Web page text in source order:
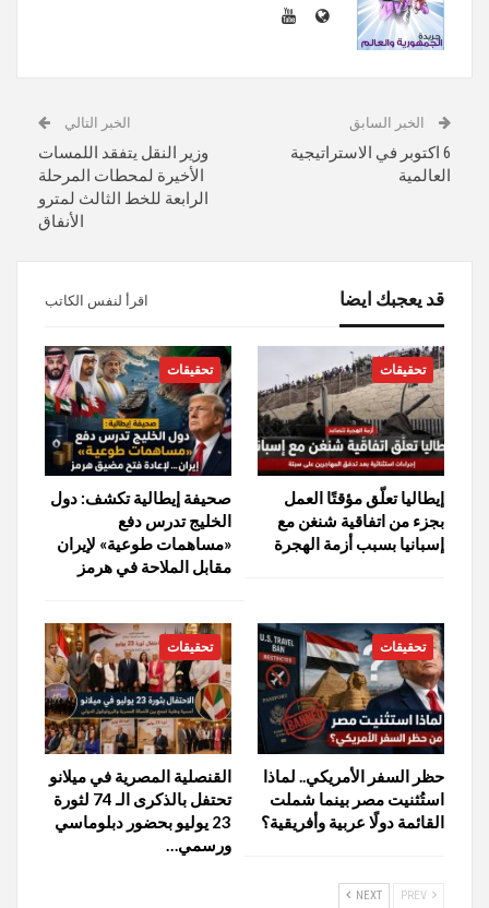
الخبر السابق
6 اكتوبر في الاستراتيجية
العالمية
الخبر التالي
وزير النقل يتفقد اللمسات
الأخيرة لمحطات المرحلة
الرابعة للخط الثالث لمترو
الأنفاق
قد يعجبك ايضا اقرأ لنفس الكاتب
تحقيقات
إيطاليا تعلّق مؤقتًا العمل
بجزء من اتفاقية شنغن مع
إسبانيا بسبب أزمة الهجرة
تحقيقات
صحيفة إيطالية تكشف: دول
الخليج تدرس دفع
«مساهمات طوعية» لإيران
مقابل الملاحة في هرمز
تحقيقات
حظر السفر الأمريكي.. لماذا
استُثنيت مصر بينما شملت
القائمة دولًا عربية وأفريقية؟
تحقيقات
القنصلية المصرية في ميلانو
تحتفل بالذكرى الـ 74 لثورة
23 يوليو بحضور دبلوماسي
ورسمي…
NEXT